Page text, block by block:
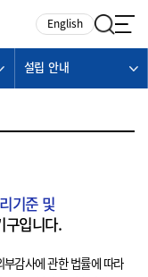
English
설립 안내
기준 및
구입니다.
감사에 관한 법률에 따라